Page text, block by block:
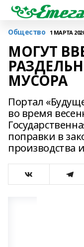
Общество 1 МАРТА
МОГУТ
МУСОРА
Портал
во время
поправки в
производства